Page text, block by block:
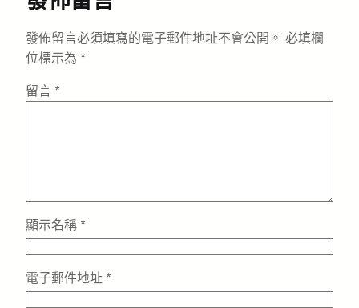
發佈留言必須填寫的電子郵件地址不會公開。 必填欄
位標示為 *
留言 *
顯示名稱 *
電子郵件地址 *